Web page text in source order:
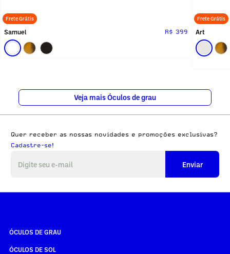
Frete Grátis
Samuel R$ 399
Frete Grátis
Art
Veja mais Óculos de grau
Quer receber as nossas novidades e promoções exclusivas?
Cadastre-se!
Enviar
ÓCULOS DE GRAU
ÓCULOS DE SOL